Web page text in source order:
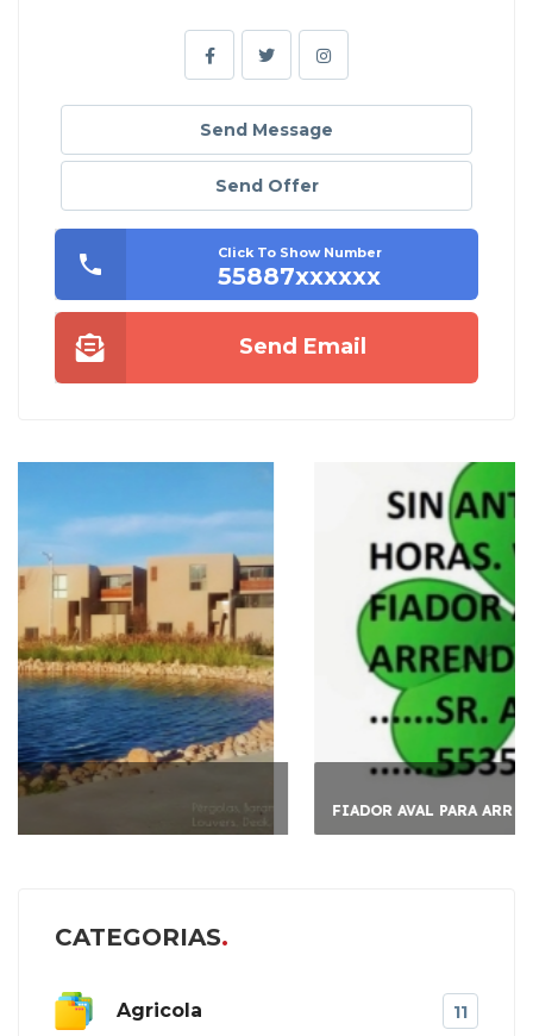
Send Message
Send Offer
Click To Show Number
55887xxxxxx
Send Email
FIADOR AVAL PARA ARR
CATEGORIAS
Agricola 11